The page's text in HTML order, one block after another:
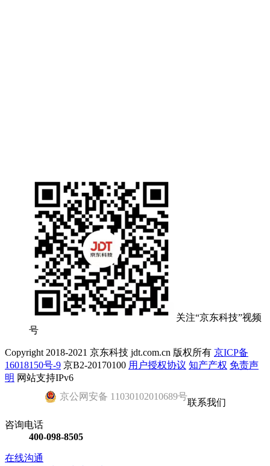
关注“京东科技”视频
号
Copyright 2018-2021 京东科技 jdt.com.cn 版权所有 京ICP备
16018150号-9 京B2-20170100 用户授权协议 知产产权 免责声
明 网站支持IPv6
京公网安备 11030102010689号
联系我们
咨询电话
400-098-8505
在线沟通